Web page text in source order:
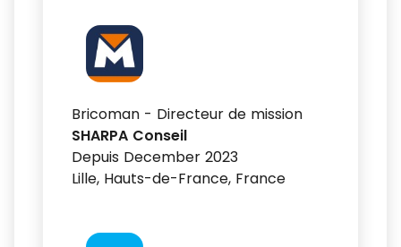
Bricoman - Directeur de mission
SHARPA Conseil
Depuis December 2023
Lille, Hauts-de-France, France